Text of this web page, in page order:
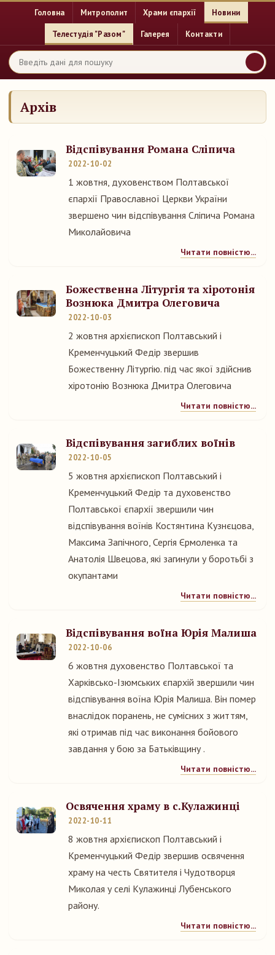
Головна Митрополит Храми єпархії Новини
Телестудія "Разом" Галерея Контакти
Архів
Відспівування Романа Сліпича
2022-10-02
1 жовтня, духовенством Полтавської
єпархії Православної Церкви України
звершено чин відспівування Сліпича Романа
Миколайовича
Читати повністю...
Божественна Літургія та хіротонія
Вознюка Дмитра Олеговича
2022-10-03
2 жовтня архієпископ Полтавський і
Кременчуцький Федір звершив
Божественну Літургію. під час якої здійснив
хіротонію Вознюка Дмитра Олеговича
Читати повністю...
Відспівування загиблих воїнів
2022-10-05
5 жовтня архієпископ Полтавський і
Кременчуцький Федір та духовенство
Полтавської єпархії звершили чин
відспівування воїнів Костянтина Кузнєцова,
Максима Запічного, Сергія Єрмоленка та
Анатолія Швецова, які загинули у боротьбі з
окупантами
Читати повністю...
Відспівування воїна Юрія Малиша
2022-10-06
6 жовтня духовенство Полтавської та
Харківсько-Ізюмських єпархій звершили чин
відспівування воїна Юрія Малиша. Він помер
внаслідок поранень, не сумісних з життям,
які отримав під час виконання бойового
завдання у бою за Батьківщину .
Читати повністю...
Освячення храму в с.Кулажинці
2022-10-11
8 жовтня архієпископ Полтавський і
Кременчуцький Федір звершив освячення
храму на честь Святителя і Чудотворця
Миколая у селі Кулажинці Лубенського
району.
Читати повністю...